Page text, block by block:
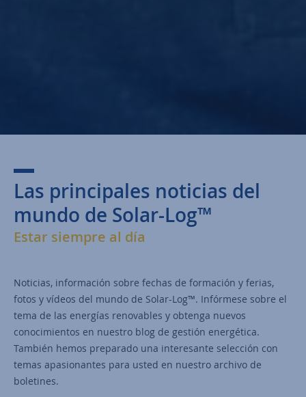
Las principales noticias del
mundo de Solar-Log™
Estar siempre al día
Noticias, información sobre fechas de formación y ferias,
fotos y vídeos del mundo de Solar-Log™. Infórmese sobre el
tema de las energías renovables y obtenga nuevos
conocimientos en nuestro blog de gestión energética.
También hemos preparado una interesante selección con
temas apasionantes para usted en nuestro archivo de
boletines.